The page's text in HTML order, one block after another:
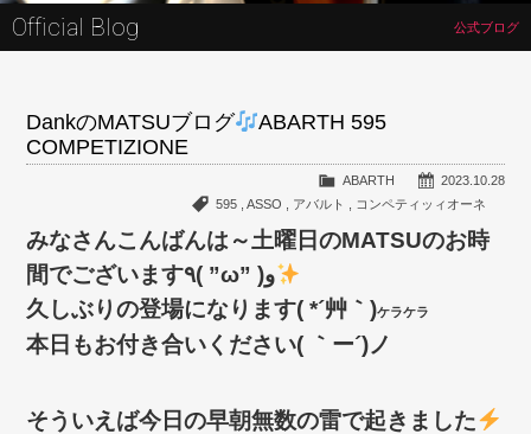
Official Blog 公式ブログ
DankのMATSUブログ
ABARTH 595
COMPETIZIONE
2023.10.28
ABARTH
595, ASSO アバルト コンペティッィオーネ
みなさんこんばんは～土曜日のMATSUのお時
間でございます٩( ”ω” )و
久しぶりの登場になります( *´艸｀)ケラケラ
本日もお付き合いください( ｀ー´)ノ
そういえば今日の早朝無数の雷で起きました